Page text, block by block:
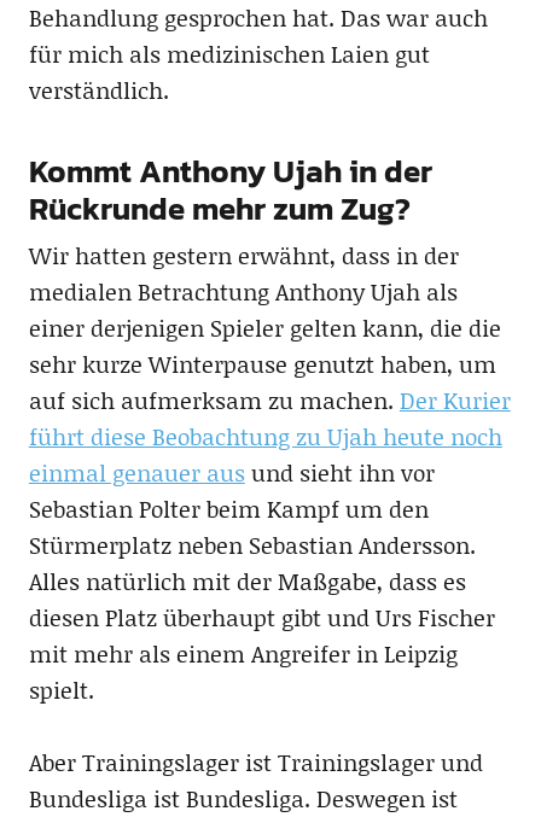
Behandlung gesprochen hat. Das war auch
für mich als medizinischen Laien gut
verständlich.
Kommt Anthony Ujah in der
Rückrunde mehr zum Zug?
Wir hatten gestern erwähnt, dass in der
medialen Betrachtung Anthony Ujah als
einer derjenigen Spieler gelten kann, die die
sehr kurze Winterpause genutzt haben, um
auf sich aufmerksam zu machen. Der Kurier
führt diese Beobachtung zu Ujah heute noch
einmal genauer ausund sieht ihn vor
Sebastian Polter beim Kampf um den
Stürmerplatz neben Sebastian Andersson.
Alles natürlich mit der Maßgabe, dass es
diesen Platz überhaupt gibt und Urs Fischer
mit mehr als einem Angreifer in Leipzig
spielt.
Aber Trainingslager ist Trainingslager und
Bundesliga ist Bundesliga. Deswegen ist